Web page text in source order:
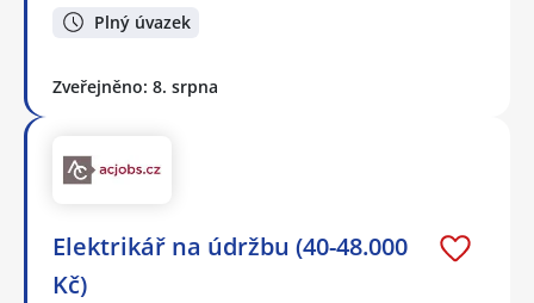
Plný úvazek
Zveřejněno: 8. srpna
Elektrikář na údržbu (40-48.000
Kč)